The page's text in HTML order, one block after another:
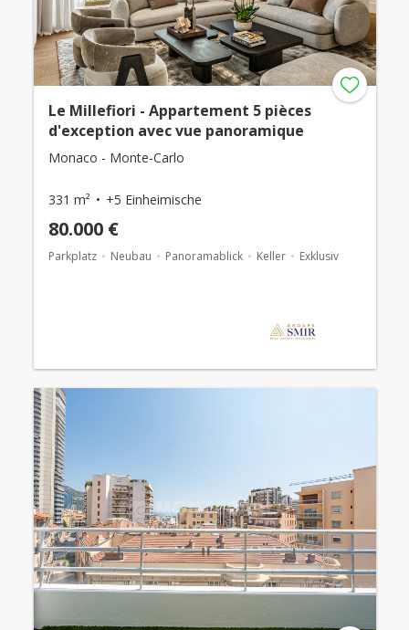
Le Millefiori - Appartement 5 pièces
d'exception avec vue panoramique
Monaco - Monte-Carlo
331 m² +5 Einheimische
80.000 €
Parkplatz Neubau Panoramablick Keller Exklusiv